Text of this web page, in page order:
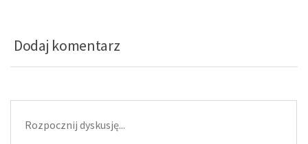
Dodaj komentarz